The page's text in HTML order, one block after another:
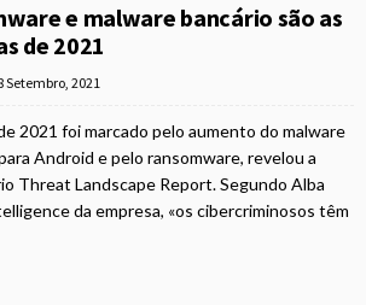
e malware bancário são as
de 2021
Setembro, 2021
2021 foi marcado pelo aumento do malware
Android e pelo ransomware, revelou a
Threat Landscape Report. Segundo Alba
da empresa, «os cibercriminosos têm